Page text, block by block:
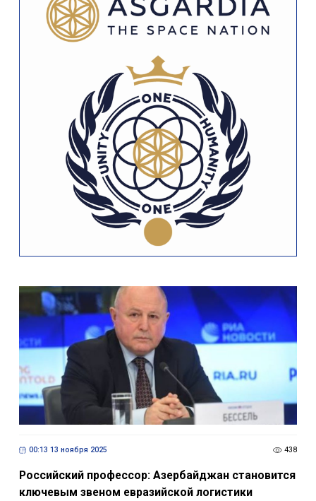
00:13 13 ноября 2025 438
Российский профессор: Азербайджан становится
ключевым звеном евразийской логистики